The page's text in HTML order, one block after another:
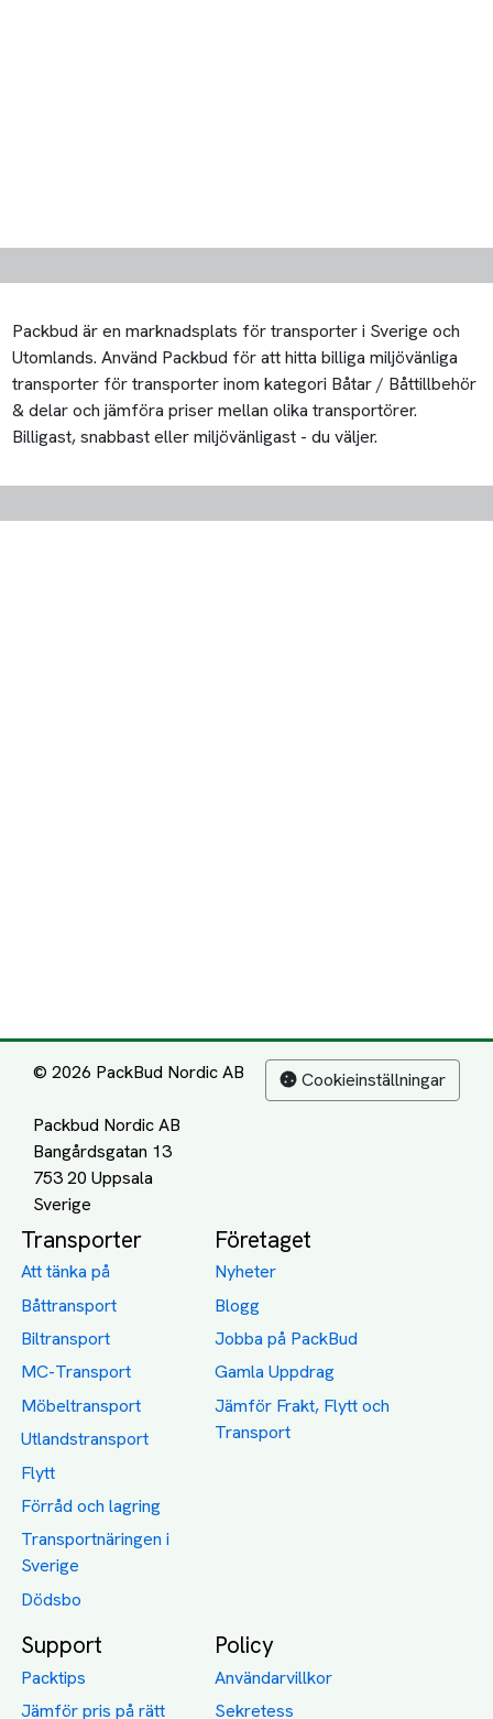
Packbud är en marknadsplats för transporter i Sverige och
Utomlands. Använd Packbud för att hitta billiga miljövänliga
transporter för transporter inom kategori Båtar / Båttillbehör
& delar och jämföra priser mellan olika transportörer.
Billigast, snabbast eller miljövänligast - du väljer.
© 2026 PackBud Nordic AB
Packbud Nordic AB
Bangårdsgatan 13
753 20 Uppsala
Cookieinställningar
Transporter
Att tänka på
Båttransport
Biltransport
MC-Transport
Möbeltransport
Utlandstransport
Flytt
Förråd och lagring
Transportnäringen i
Sverige
Dödsbo
Företaget
Nyheter
Blogg
Jobba på PackBud
Gamla Uppdrag
Jämför Frakt, Flytt och
Transport
Support
Packtips
Jämför pris på rätt
Policy
Användarvillkor
Sekretess